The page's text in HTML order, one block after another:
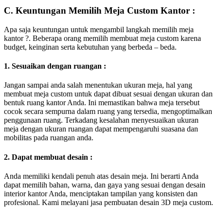
C. Keuntungan Memilih Meja Custom Kantor :
Apa saja keuntungan untuk mengambil langkah memilih meja
kantor ?. Beberapa orang memilih membuat meja custom karena
budget, keinginan serta kebutuhan yang berbeda – beda.
1. Sesuaikan dengan ruangan :
Jangan sampai anda salah menentukan ukuran meja, hal yang
membuat meja custom untuk dapat dibuat sesuai dengan ukuran dan
bentuk ruang kantor Anda. Ini memastikan bahwa meja tersebut
cocok secara sempurna dalam ruang yang tersedia, mengoptimalkan
penggunaan ruang. Terkadang kesalahan menyesuaikan ukuran
meja dengan ukuran ruangan dapat mempengaruhi suasana dan
mobilitas pada ruangan anda.
2. Dapat membuat desain :
Anda memiliki kendali penuh atas desain meja. Ini berarti Anda
dapat memilih bahan, warna, dan gaya yang sesuai dengan desain
interior kantor Anda, menciptakan tampilan yang konsisten dan
profesional. Kami melayani jasa pembuatan desain 3D meja custom.